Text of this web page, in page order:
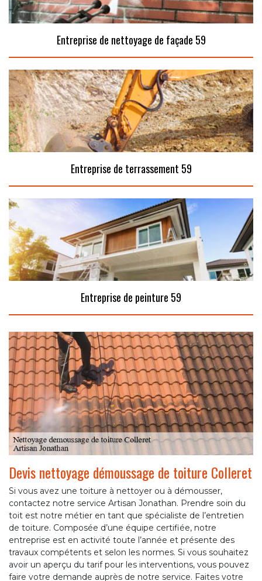
Entreprise de nettoyage de façade 59
Entreprise de terrassement 59
Entreprise de peinture 59
Devis nettoyage démoussage de toiture Colleret
Si vous avez une toiture à nettoyer ou à démousser,
contactez notre service Artisan Jonathan. Prendre soin du
toit est notre métier en tant que spécialiste de l’entretien
de toiture. Composée d’une équipe certifiée, notre
entreprise est en activité toute l’année et présente des
travaux compétents et selon les normes. Si vous souhaitez
avoir un aperçu du tarif pour les interventions, vous pouvez
faire votre demande auprès de notre service. Faites votre